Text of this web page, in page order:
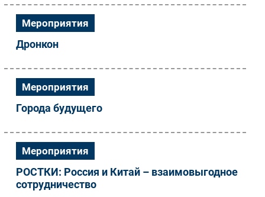
Мероприятия
Дронкон
Мероприятия
Города будущего
Мероприятия
РОСТКИ: Россия и Китай – взаимовыгодное
сотрудничество